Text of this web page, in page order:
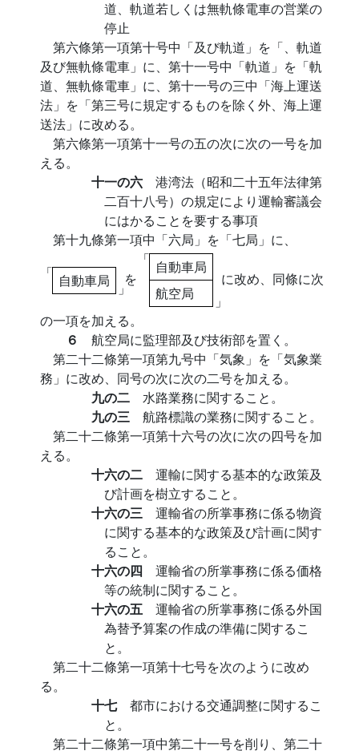
道、軌道若しくは無軌條電車の営業の
停止
第六條第一項第十号中「及び軌道」を「、軌道
及び無軌條電車」に、第十一号中「軌道」を「軌
道、無軌條電車」に、第十一号の三中「海上運送
法」を「第三号に規定するものを除く外、海上運
送法」に改める。
第六條第一項第十一号の五の次に次の一号を加
える。
十一の六 港湾法（昭和二十五年法律第
二百十八号）の規定により運輸審議会
にはかることを要する事項
第十九條第一項中「六局」を「七局」に、
「 自動車局 」
を
「 自動車局
航空局
」
に改め、同條に次
の一項を加える。
６ 航空局に監理部及び技術部を置く。
第二十二條第一項第九号中「気象」を「気象業
務」に改め、同号の次に次の二号を加える。
九の二 水路業務に関すること。
九の三 航路標識の業務に関すること。
第二十二條第一項第十六号の次に次の四号を加
える。
十六の二 運輸に関する基本的な政策及
び計画を樹立すること。
十六の三 運輸省の所掌事務に係る物資
に関する基本的な政策及び計画に関す
ること。
十六の四 運輸省の所掌事務に係る価格
等の統制に関すること。
十六の五 運輸省の所掌事務に係る外国
為替予算案の作成の準備に関するこ
と。
第二十二條第一項第十七号を次のように改め
る。
十七 都市における交通調整に関するこ
と。
第二十二條第一項中第二十一号を削り、第二十